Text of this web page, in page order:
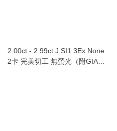
2.00ct - 2.99ct J SI1 3Ex None
2卡 完美切工 無螢光（附GIA證